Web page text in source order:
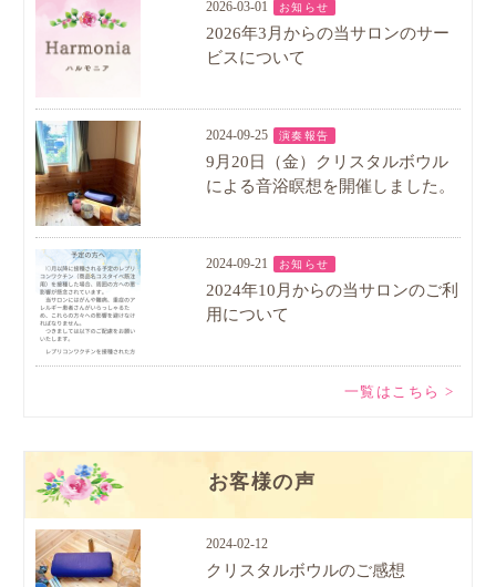
2026-03-01 お知らせ
2026年3月からの当サロンのサー
ビスについて
2024-09-25 演奏報告
9月20日（金）クリスタルボウル
による音浴瞑想を開催しました。
2024-09-21 お知らせ
2024年10月からの当サロンのご利
用について
一覧はこちら >
お客様の声
2024-02-12
クリスタルボウルのご感想